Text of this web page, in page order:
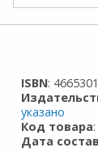
ISBN:
указано
Код товара
Дата